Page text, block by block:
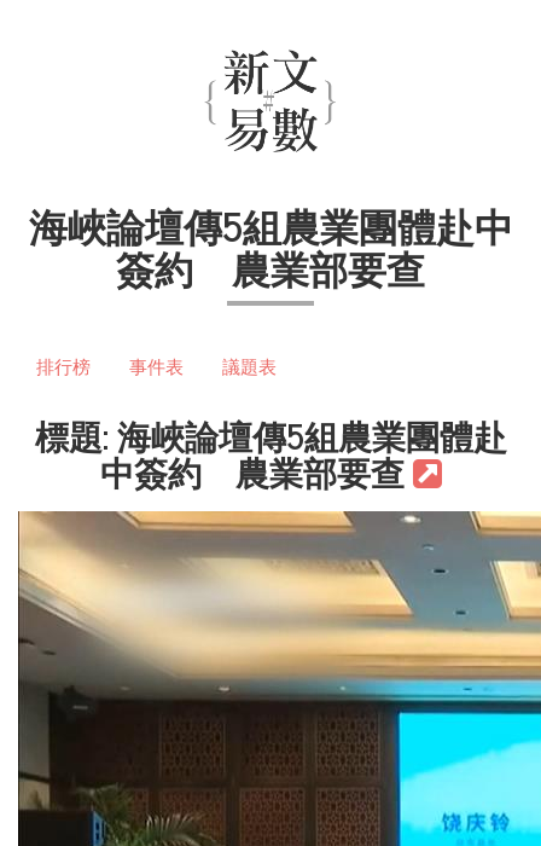
海峽論壇傳5組農業團體赴中
簽約 農業部要查
排行榜 事件表 議題表
標題: 海峽論壇傳5組農業團體赴
中簽約 農業部要查